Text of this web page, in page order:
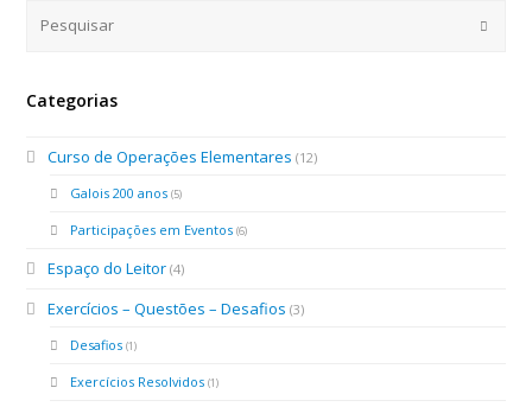
Categorias
Curso de Operações Elementares (12)
Galois 200 anos (5)
Participações em Eventos (6)
Espaço do Leitor (4)
Exercícios – Questões – Desafios (3)
Desafios (1)
Exercícios Resolvidos (1)